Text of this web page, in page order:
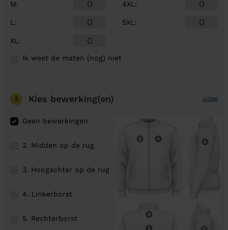
M:
L :
XL :
4XL :
5XL :
Ik weet de maten (nog) niet
3 Kies bewerking(en) uitleg
Geen bewerkingen
2. Midden op de rug
3. Hoogachter op de rug
4. Linkerborst
5. Rechterborst